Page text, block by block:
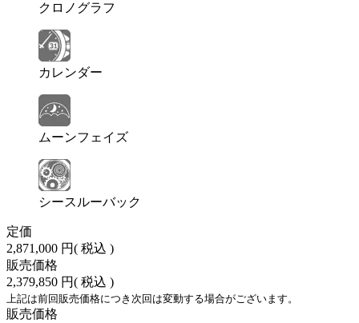
クロノグラフ
カレンダー
ムーンフェイズ
シースルーバック
定価
2,871,000 円( 税込 )
販売価格
2,379,850 円( 税込 )
上記は前回販売価格につき次回は変動する場合がございます。
販売価格